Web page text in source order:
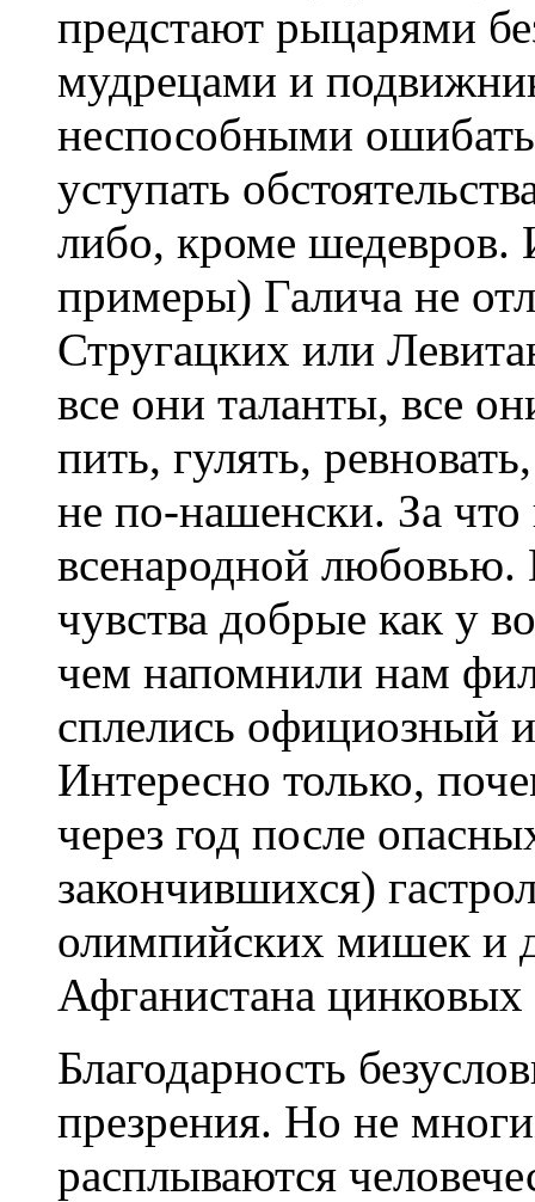
предстают рыцарями
мудрецами и
неспособными
уступать
либо, кроме шедевров.
примеры) Галича не
Стругацких или
все они таланты, все
пить, гулять,
не по-нашенски. За что
всенародной
чувства добрые как у
чем напомнили нам
сплелись официозный
Интересно только,
через год после
закончившихся)
олимпийских мишек и
Афганистана цинковых
Благодарность
презрения. Но не
расплываются